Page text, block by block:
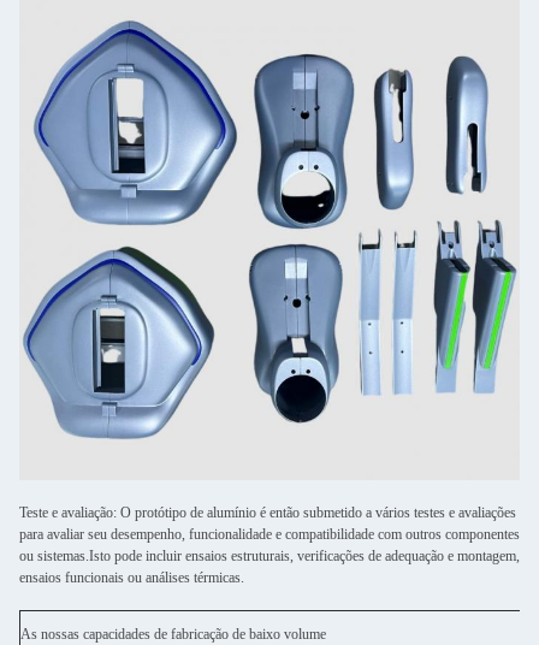
Teste e avaliação: O protótipo de alumínio é então submetido a vários testes e avaliações
para avaliar seu desempenho, funcionalidade e compatibilidade com outros componentes
ou sistemas.Isto pode incluir ensaios estruturais, verificações de adequação e montagem,
ensaios funcionais ou análises térmicas.
As nossas capacidades de fabricação de baixo volume